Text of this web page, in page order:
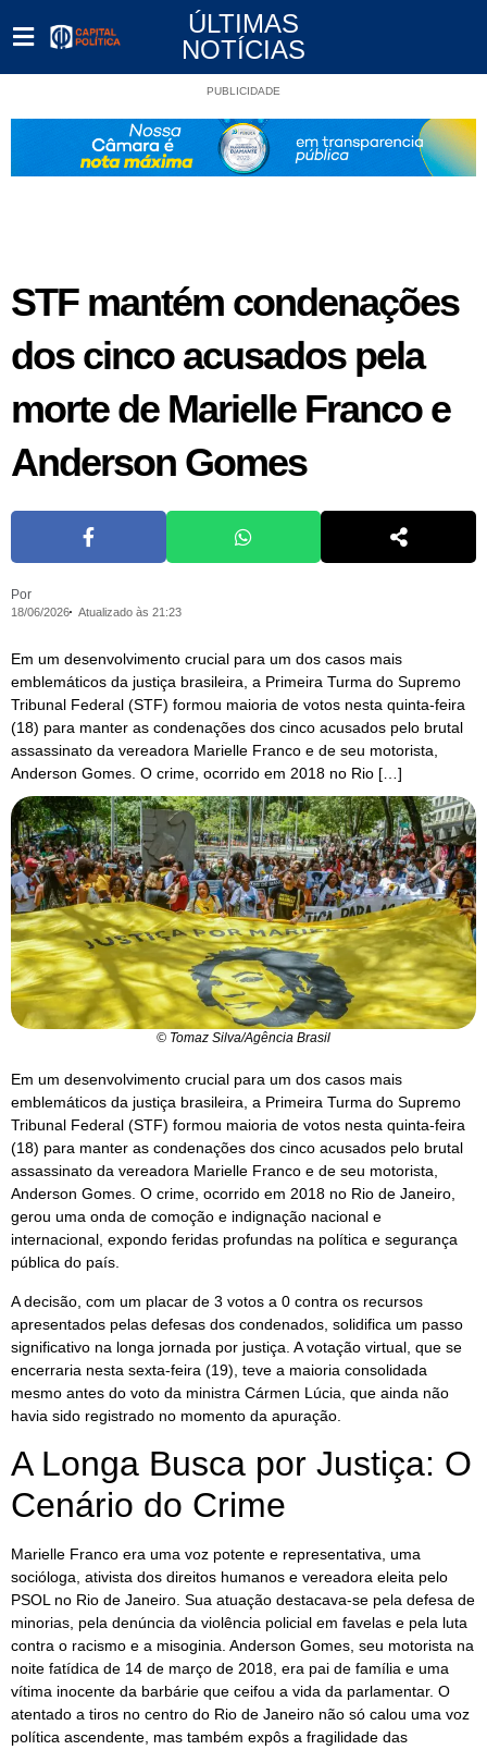
ÚLTIMAS
NOTÍCIAS
PUBLICIDADE
STF mantém condenações
dos cinco acusados pela
morte de Marielle Franco e
Anderson Gomes
Por
18/06/2026 Atualizado às 21:23
Em um desenvolvimento crucial para um dos casos mais
emblemáticos da justiça brasileira, a Primeira Turma do Supremo
Tribunal Federal (STF) formou maioria de votos nesta quinta-feira
(18) para manter as condenações dos cinco acusados pelo brutal
assassinato da vereadora Marielle Franco e de seu motorista,
Anderson Gomes. O crime, ocorrido em 2018 no Rio […]
© Tomaz Silva/Agência Brasil
Em um desenvolvimento crucial para um dos casos mais
emblemáticos da justiça brasileira, a Primeira Turma do Supremo
Tribunal Federal (STF) formou maioria de votos nesta quinta-feira
(18) para manter as condenações dos cinco acusados pelo brutal
assassinato da vereadora Marielle Franco e de seu motorista,
Anderson Gomes. O crime, ocorrido em 2018 no Rio de Janeiro,
gerou uma onda de comoção e indignação nacional e
internacional, expondo feridas profundas na política e segurança
pública do país.
A decisão, com um placar de 3 votos a 0 contra os recursos
apresentados pelas defesas dos condenados, solidifica um passo
significativo na longa jornada por justiça. A votação virtual, que se
encerraria nesta sexta-feira (19), teve a maioria consolidada
mesmo antes do voto da ministra Cármen Lúcia, que ainda não
havia sido registrado no momento da apuração.
A Longa Busca por Justiça: O
Cenário do Crime
Marielle Franco era uma voz potente e representativa, uma
socióloga, ativista dos direitos humanos e vereadora eleita pelo
PSOL no Rio de Janeiro. Sua atuação destacava-se pela defesa de
minorias, pela denúncia da violência policial em favelas e pela luta
contra o racismo e a misoginia. Anderson Gomes, seu motorista na
noite fatídica de 14 de março de 2018, era pai de família e uma
vítima inocente da barbárie que ceifou a vida da parlamentar. O
atentado a tiros no centro do Rio de Janeiro não só calou uma voz
política ascendente, mas também expôs a fragilidade das